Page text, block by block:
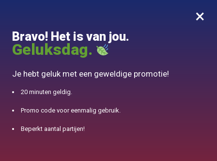
0
10% aangeboden voor 50€ aankopen met DJINN-code10
×
Bravo! Het is van jou.
Geluksdag.
Je hebt geluk met een geweldige promotie!
20 minuten geldig.
Promo code voor eenmalig gebruik.
Beperkt aantal partijen!